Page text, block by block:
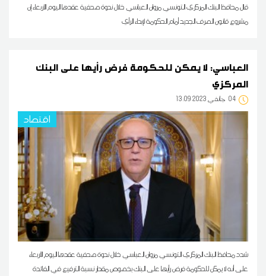
قال محافظ البنك المركزي التونسي مروان العباسي خلال ندوة صحفية عقدها اليوم الأربعاء إن
مشروع قانون الصرف الجديد أمام الحكومة لإبداء الرأي
العباسي: لا يمكن للحكومة فرض رأيها على البنك
المركزي
04 13:09 2023 جانفي
اقتصاد
شدد محافظ البنك المركزي التونسي مروان العباسي خلال ندوة صحفية عقدها اليوم الأربعاء
على أنه لا يمكن للحكومة فرض رأيها على البنك بخصوص مقدار نسبة الترفيع في الفائدة